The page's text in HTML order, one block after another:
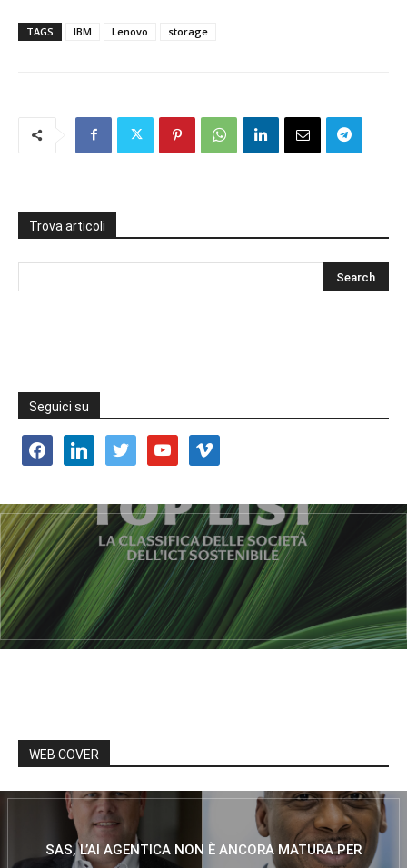
TAGS IBM Lenovo storage
Trova articoli
Seguici su
facebooklinkedin twitter youtube vimeo
WEB COVER
SAS, L’AI AGENTICA NON È ANCORA MATURA PER